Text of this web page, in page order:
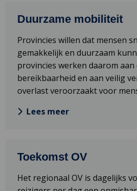
Duurzame mobiliteit
Provincies willen dat mensen
gemakkelijk en duurzaam
provincies werken daarom aan
bereikbaarheid en aan veilig
overlast veroorzaakt voor
Lees meer
meer
Duurzame
mobiliteit
Toekomst OV
Het regionaal OV is dagelijks
meer
Toekomst